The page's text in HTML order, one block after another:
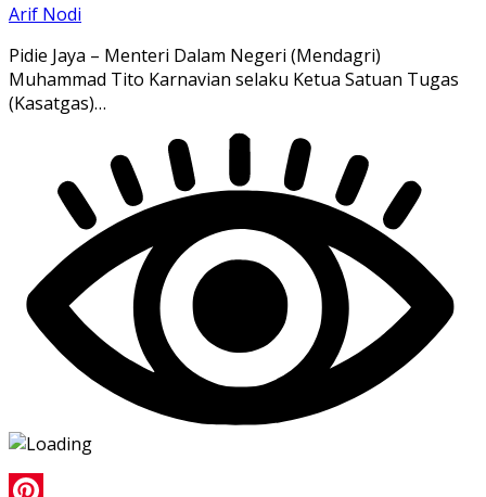
Arif Nodi
Pidie Jaya – Menteri Dalam Negeri (Mendagri)
Muhammad Tito Karnavian selaku Ketua Satuan Tugas
(Kasatgas)…